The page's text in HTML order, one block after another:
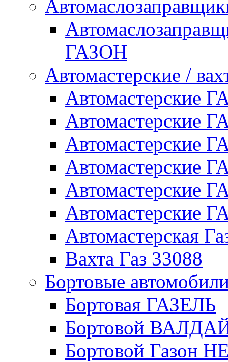
ГАЗОН
Автомастерские /
Автомастерские
Автомастерские
Автомастерские
Автомастерские
Автомастерские
Автомастерская
Вахта Газ 33088
Бортовые
Бортовая ГАЗЕЛЬ
Бортовой
Бортовой Газон